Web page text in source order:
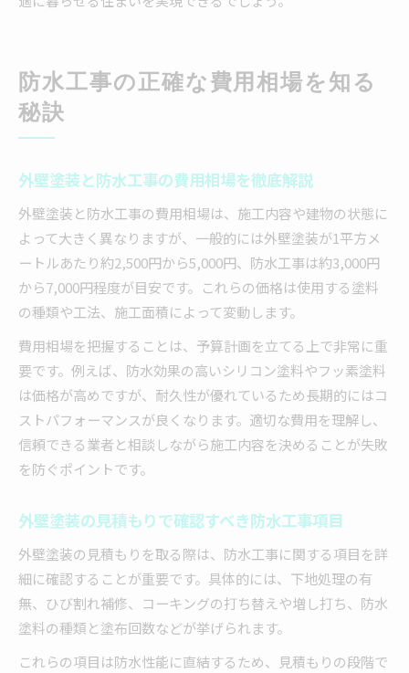
防水工事の正確な費用相場を知る
秘訣
外壁塗装と防水工事の費用相場を徹底解説
外壁塗装と防水工事の費用相場は、施工内容や建物の状態に
よって大きく異なりますが、一般的には外壁塗装が1平方メ
ートルあたり約2,500円から5,000円、防水工事は約3,000円
から7,000円程度が目安です。これらの価格は使用する塗料
の種類や工法、施工面積によって変動します。
費用相場を把握することは、予算計画を立てる上で非常に重
要です。例えば、防水効果の高いシリコン塗料やフッ素塗料
は価格が高めですが、耐久性が優れているため長期的にはコ
ストパフォーマンスが良くなります。適切な費用を理解し、
信頼できる業者と相談しながら施工内容を決めることが失敗
を防ぐポイントです。
外壁塗装の見積もりで確認すべき防水工事項目
外壁塗装の見積もりを取る際は、防水工事に関する項目を詳
細に確認することが重要です。具体的には、下地処理の有
無、ひび割れ補修、コーキングの打ち替えや増し打ち、防水
塗料の種類と塗布回数などが挙げられます。
これらの項目は防水性能に直結するため、見積もりの段階で